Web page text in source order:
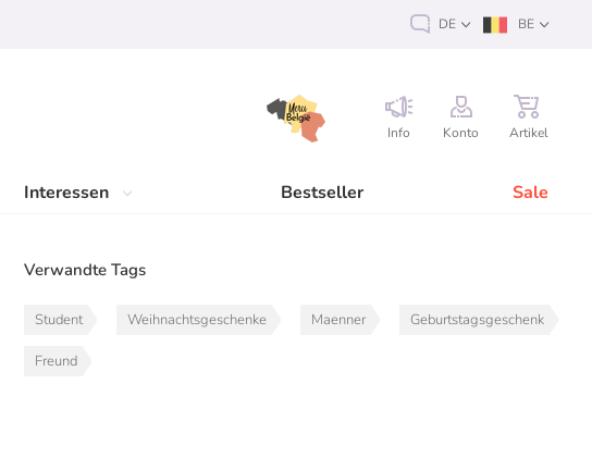
Info Konto Artikel
Interessen Bestseller Sale
DE BE
Verwandte Tags
Student Weihnachtsgeschenke Maenner Geburtstagsgeschenk
Freund